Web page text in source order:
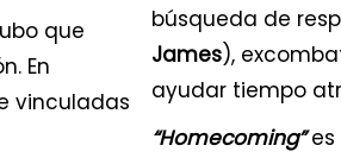
que
En
vinculadas
búsqueda de
James),
ayudar tiempo
“Homecoming”es